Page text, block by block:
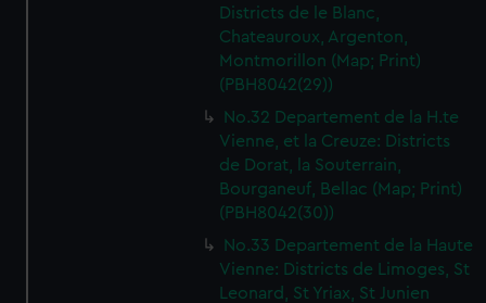
Districts de le Blanc,
Chateauroux, Argenton,
Montmorillon (Map; Print)
(PBH8042(29))
No.32 Departement de la H.te
Vienne, et la Creuze: Districts
de Dorat, la Souterrain,
Bourganeuf, Bellac (Map; Print)
(PBH8042(30))
No.33 Departement de la Haute
Vienne: Districts de Limoges, St
Leonard, St Yriax, St Junien